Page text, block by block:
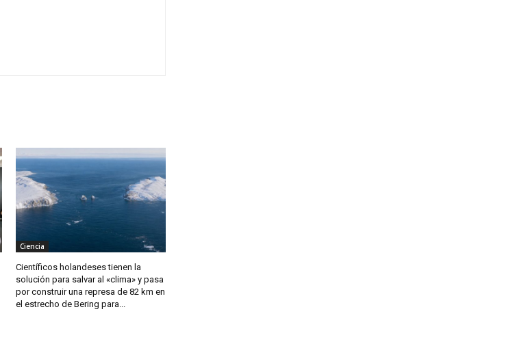
Ciencia
Científicos holandeses tienen la
solución para salvar al «clima» y pasa
por construir una represa de 82 km en
el estrecho de Bering para...